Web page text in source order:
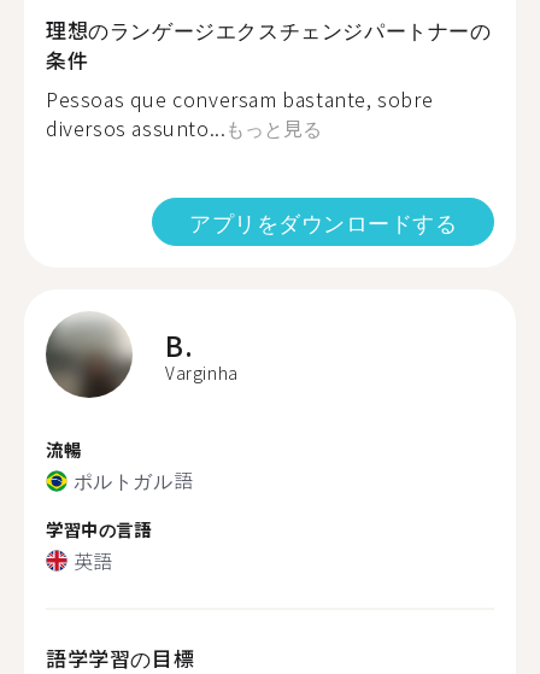
理想のランゲージエクスチェンジパートナーの
条件
Pessoas que conversam bastante, sobre
diversos assunto...もっと見る
アプリをダウンロードする
B.
Varginha
流暢
ポルトガル語
学習中の言語
英語
語学学習の目標